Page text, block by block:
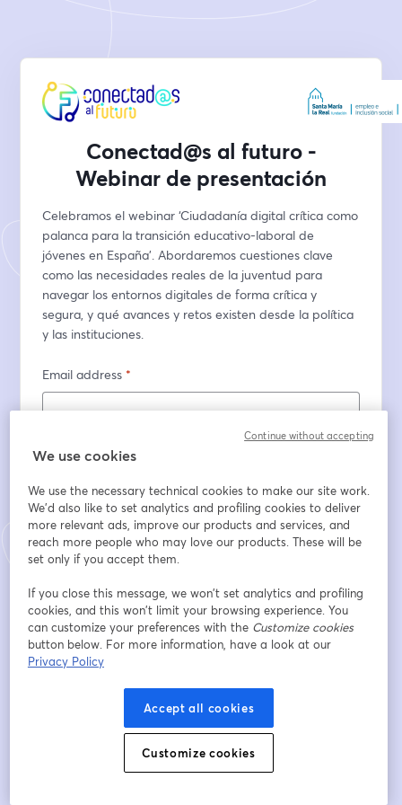
Conectad@s al futuro -
Webinar de presentación
Celebramos el webinar ‘Ciudadanía digital crítica como
palanca para la transición educativo-laboral de
jóvenes en España’. Abordaremos cuestiones clave
como las necesidades reales de la juventud para
navegar los entornos digitales de forma crítica y
segura, y qué avances y retos existen desde la política
y las instituciones.
Email address *
Last name *
Entidad / Organización (solo profesionales)
¿Cómo te enteraste del evento?
Acepto el envío de información, el envío de
novedades y boletín de noticias (talleres, webinars,
We use cookies
We use the necessary technical cookies to make our site work.
We'd also like to set analytics and profiling cookies to deliver
more relevant ads, improve our products and services, and
reach more people who may love our products. These will be
set only if you accept them.
If you close this message, we won’t set analytics and profiling
cookies, and this won’t limit your browsing experience. You
can customize your preferences with the Customize cookies
button below. For more information, have a look at our
Privacy Policy
Accept all cookies
Customize cookies
Continue without accepting